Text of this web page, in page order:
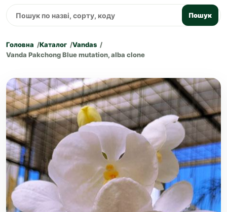
Пошук
Головна Каталог
Vandas
Vanda Pakchong Blue mutation, alba clone